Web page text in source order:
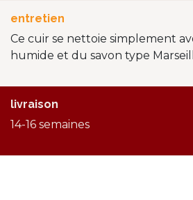
entretien
Ce cuir se nettoie simplement
humide et du savon type
livraison
14-16 semaines